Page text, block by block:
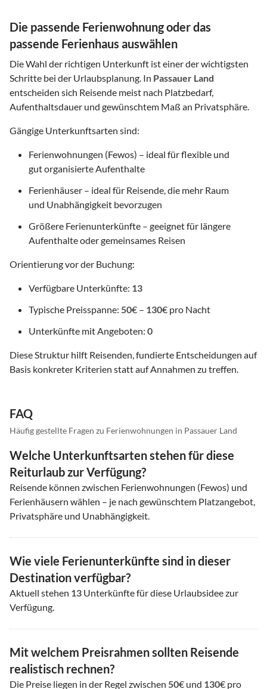
Die passende Ferienwohnung oder das
passende Ferienhaus auswählen
Die Wahl der richtigen Unterkunft ist einer der wichtigsten
Schritte bei der Urlaubsplanung. In Passauer Land
entscheiden sich Reisende meist nach Platzbedarf,
Aufenthaltsdauer und gewünschtem Maß an Privatsphäre.
Gängige Unterkunftsarten sind:
Ferienwohnungen (Fewos) – ideal für flexible und
gut organisierte Aufenthalte
Ferienhäuser – ideal für Reisende, die mehr Raum
und Unabhängigkeit bevorzugen
Größere Ferienunterkünfte – geeignet für längere
Aufenthalte oder gemeinsames Reisen
Orientierung vor der Buchung:
Verfügbare Unterkünfte: 13
Typische Preisspanne: 50€ – 130€ pro Nacht
Unterkünfte mit Angeboten: 0
Diese Struktur hilft Reisenden, fundierte Entscheidungen auf
Basis konkreter Kriterien statt auf Annahmen zu treffen.
FAQ
Häufig gestellte Fragen zu Ferienwohnungen in Passauer Land
Welche Unterkunftsarten stehen für diese
Reiturlaub zur Verfügung?
Reisende können zwischen Ferienwohnungen (Fewos) und
Ferienhäusern wählen – je nach gewünschtem Platzangebot,
Privatsphäre und Unabhängigkeit.
Wie viele Ferienunterkünfte sind in dieser
Destination verfügbar?
Aktuell stehen 13 Unterkünfte für diese Urlaubsidee zur
Verfügung.
Mit welchem Preisrahmen sollten Reisende
realistisch rechnen?
Die Preise liegen in der Regel zwischen 50€ und 130€ pro